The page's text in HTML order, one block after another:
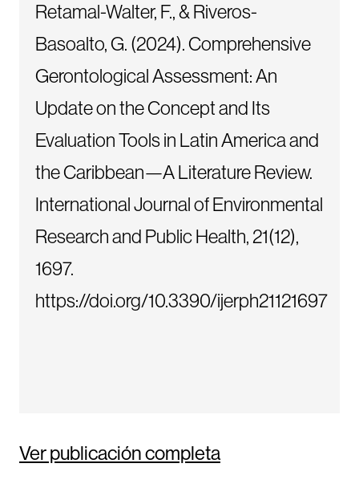
Retamal-Walter, F., & Riveros-
Basoalto, G. (2024). Comprehensive
Gerontological Assessment: An
Update on the Concept and Its
Evaluation Tools in Latin America and
the Caribbean—A Literature Review.
International Journal of Environmental
Research and Public Health, 21(12),
1697.
https://doi.org/10.3390/ijerph21121697
Ver publicación completa